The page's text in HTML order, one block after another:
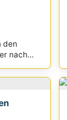
den
nach